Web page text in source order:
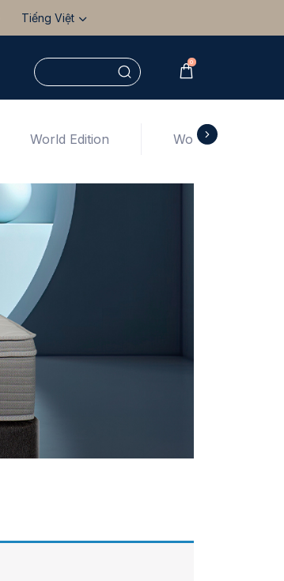
Tiếng Việt
0
World Edition World Extended